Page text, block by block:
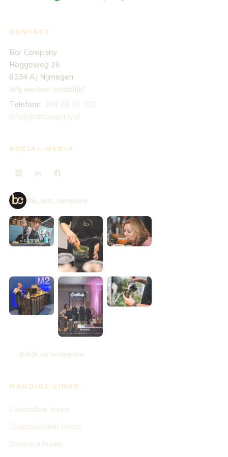
CONTACT
Bar Company
Roggeweg 26
6534 AJ Nijmegen
Wij werken landelijk!
Telefoon: 088 20 35 100
info@barcompany.nl
SOCIAL MEDIA
the_bar_company
Bekijk op Instagram
HANDIGE LINKS
Cocktailbar huren
Cocktailshaker huren
Barista inhuren